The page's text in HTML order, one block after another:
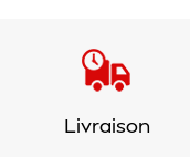
Livraison